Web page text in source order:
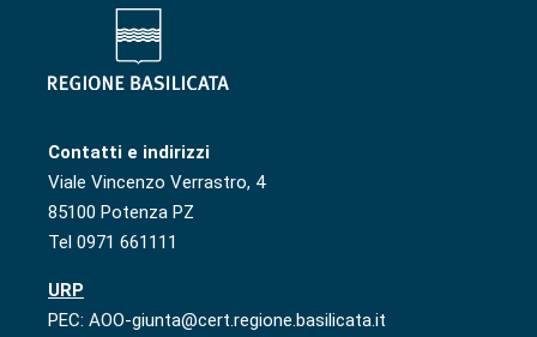
Contatti e indirizzi
Viale Vincenzo Verrastro, 4
85100 Potenza PZ
Tel 0971 661111
URP
PEC: AOO-giunta@cert.regione.basilicata.it